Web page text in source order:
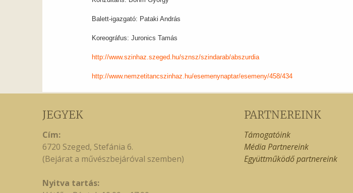
JEGYEK
Cím:
6720 Szeged, Stefánia 6.
(Bejárat a művészbejáróval szemben)
Nyitva tartás:
PARTNEREINK
Támogatóink
Média Partnereink
Együttműködő partnereink